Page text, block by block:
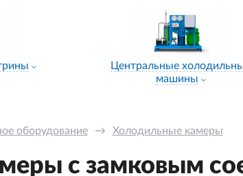
Центральные
машины
оборудование → Холодильные камеры
с замковым